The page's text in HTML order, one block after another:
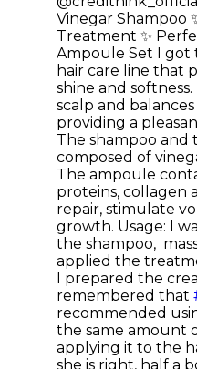
Vinegar Shampoo
Treatment ✨️
Ampoule Set I got
hair care line that
shine and
scalp and
providing a
The shampoo and
composed of
The ampoule
proteins, collagen
repair, stimulate
growth. Usage: I
the shampoo,
applied the
I prepared the
remembered that
recommended
the same amount
applying it to the
she is right, half a